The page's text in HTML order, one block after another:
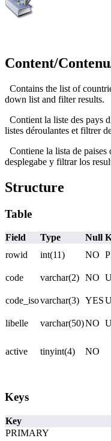
Content/
Contains the list of
down list and filter results.
Contient la liste des pays
listes déroulantes et filtrer
Contiene la lista de paises
desplegabe y filtrar los
Structure
Table
Field Type Null
rowid
int(11) NO
code
varchar(2) NO
code_isovarchar(3) YES
libelle
varchar(50)NO
active tinyint(4) NO
Keys
Key
PRIMARY